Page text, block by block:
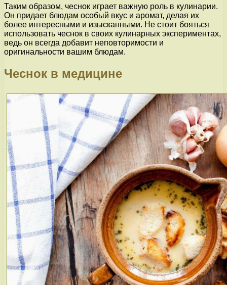
Таким образом, чеснок играет важную роль в кулинарии.
Он придает блюдам особый вкус и аромат, делая их
более интересными и изысканными. Не стоит бояться
использовать чеснок в своих кулинарных экспериментах,
ведь он всегда добавит неповторимости и
оригинальности вашим блюдам.
Чеснок в медицине